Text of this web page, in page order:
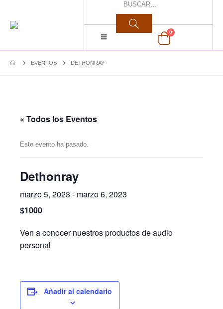
0
EVENTOS DETHONRAY
« Todos los Eventos
Este evento ha pasado.
Dethonray
marzo 5, 2023 - marzo 6, 2023
$1000
Ven a conocer nuestros productos de audio
personal
Añadir al calendario